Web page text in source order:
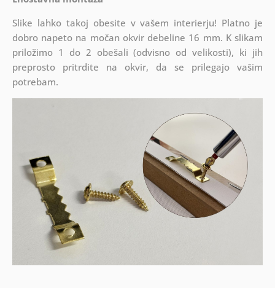
Slike lahko takoj obesite v vašem interierju! Platno je
dobro napeto na močan okvir debeline 16 mm. K slikam
priložimo 1 do 2 obešali (odvisno od velikosti), ki jih
preprosto pritrdite na okvir, da se prilegajo vašim
potrebam.